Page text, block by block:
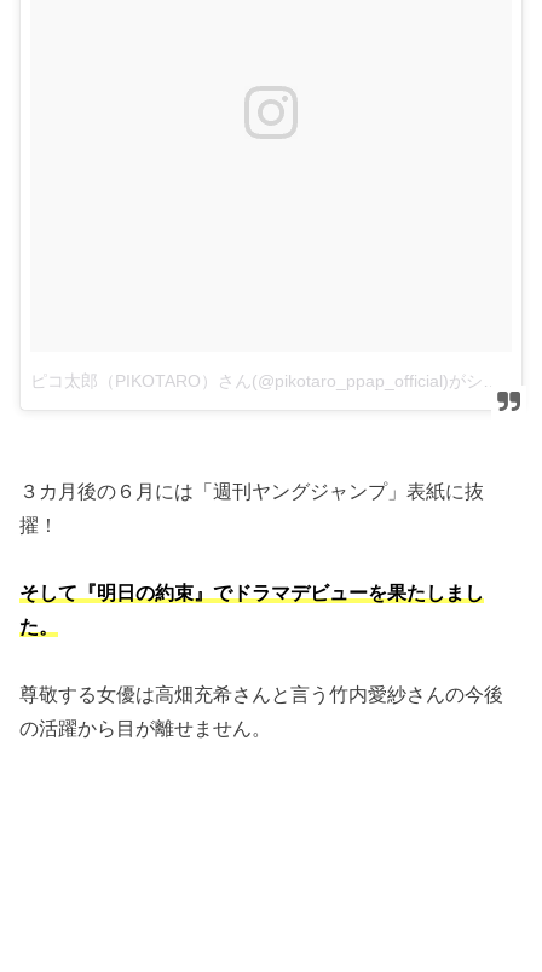
ピコ太郎（PIKOTARO）さん(@pikotaro_ppap_official)がシェアした投稿
３カ月後の６月には「週刊ヤングジャンプ」表紙に抜
擢！
そして『明日の約束』でドラマデビューを果たしまし
た。
尊敬する女優は高畑充希さんと言う竹内愛紗さんの今後
の活躍から目が離せません。